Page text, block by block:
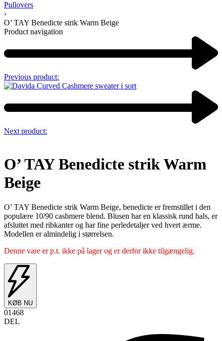
Pullovers
›
O’ TAY Benedicte strik Warm Beige
Product navigation
Previous product:
Next product:
O’ TAY Benedicte strik Warm
Beige
O’ TAY Benedicte strik Warm Beige, benedicte er fremstillet i den
populære 10/90 cashmere blend. Blusen har en klassisk rund hals, er
afsluttet med ribkanter og har fine perledetaljer ved hvert ærme.
Modellen er almindelig i størrelsen.
Denne vare er p.t. ikke på lager og er derfor ikke tilgængelig.
KØB NU
01468
DEL